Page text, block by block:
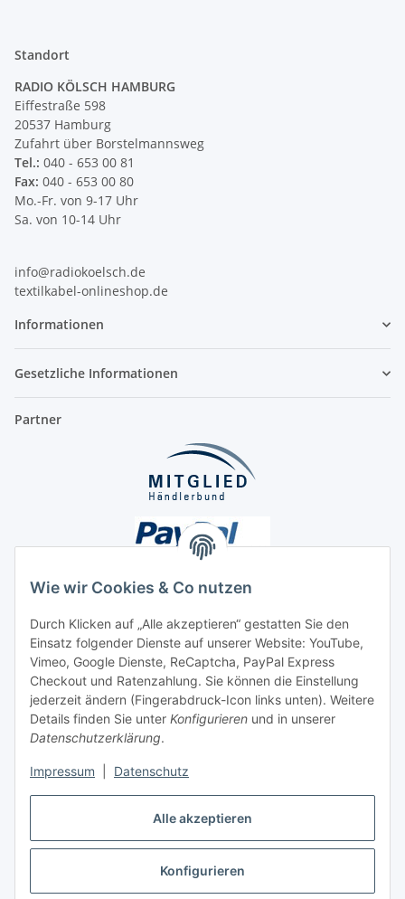
Alle akzeptieren
Konfigurieren
Wie wir Cookies & Co nutzen
Durch Klicken auf „Alle akzeptieren“ gestatten Sie den
Einsatz folgender Dienste auf unserer Website: YouTube,
Vimeo, Google Dienste, ReCaptcha, PayPal Express
Checkout und Ratenzahlung. Sie können die Einstellung
jederzeit ändern (Fingerabdruck-Icon links unten). Weitere
Details finden Sie unter Konfigurieren und in unserer
Datenschutzerklärung.
Impressum Datenschutz
Standort
RADIO KÖLSCH HAMBURG
Eiffestraße 598
20537 Hamburg
Zufahrt über Borstelmannsweg
Tel.: 040 - 653 00 81
Fax: 040 - 653 00 80
Mo.-Fr. von 9-17 Uhr
Sa. von 10-14 Uhr
info@radiokoelsch.de
textilkabel-onlineshop.de
Informationen
Gesetzliche Informationen
Partner
Unsere Seiten
Social Media
Vertrag widerrufen
* Alle Preise inkl. gesetzlicher USt., ** siehe Lieferbedingungen, zzgl.
Versand